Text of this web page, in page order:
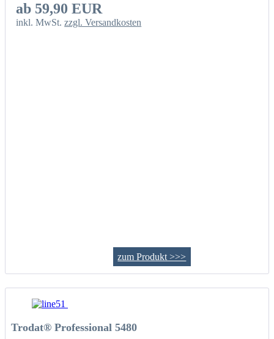
ab 59,90 EUR
inkl. MwSt.zzgl. Versandkosten
zum Produkt >>>
Trodat® Professional 5480